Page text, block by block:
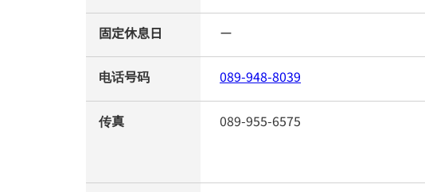
固定休息日 ー
电话号码 089-948-8039
传真 089-955-6575